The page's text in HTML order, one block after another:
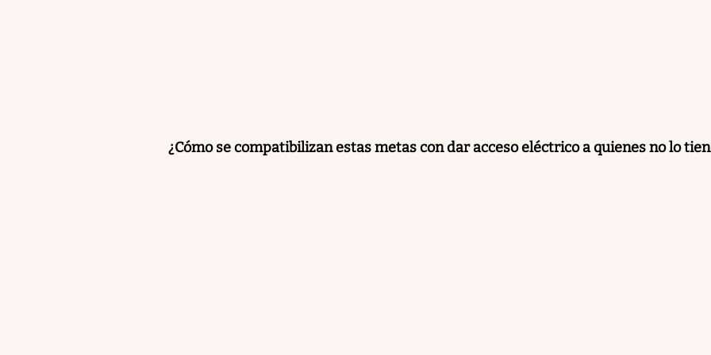
¿Cómo se compatibilizan estas metas con dar acceso eléctrico a quienes no lo